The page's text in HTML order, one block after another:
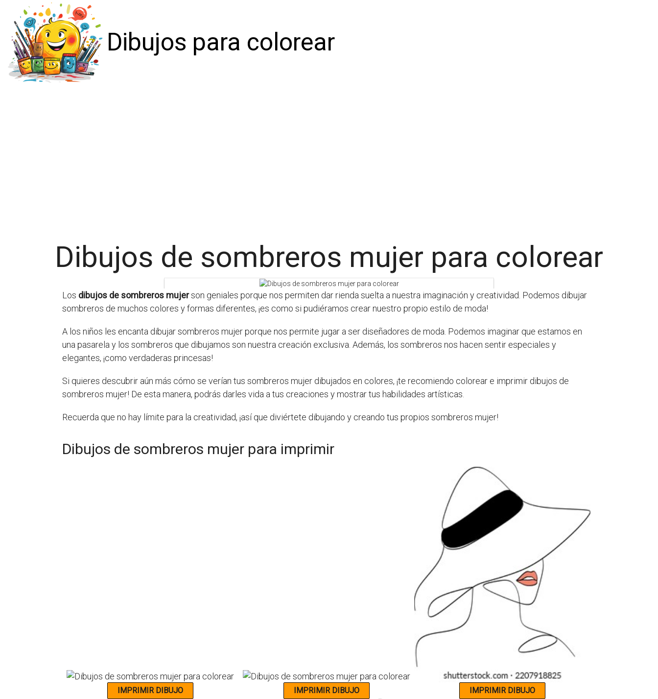
Dibujos para colorear
Dibujos de sombreros mujer para colorear
Los dibujos de sombreros mujerson geniales porque nos permiten dar rienda suelta a nuestra imaginación y creatividad. Podemos dibujar
sombreros de muchos colores y formas diferentes, ¡es como si pudiéramos crear nuestro propio estilo de moda!
A los niños les encanta dibujar sombreros mujer porque nos permite jugar a ser diseñadores de moda. Podemos imaginar que estamos en
una pasarela y los sombreros que dibujamos son nuestra creación exclusiva. Además, los sombreros nos hacen sentir especiales y
elegantes, ¡como verdaderas princesas!
Si quieres descubrir aún más cómo se verían tus sombreros mujer dibujados en colores, ¡te recomiendo colorear e imprimir dibujos de
sombreros mujer! De esta manera, podrás darles vida a tus creaciones y mostrar tus habilidades artísticas.
Recuerda que no hay límite para la creatividad, ¡así que diviértete dibujando y creando tus propios sombreros mujer!
Dibujos de sombreros mujer para imprimir